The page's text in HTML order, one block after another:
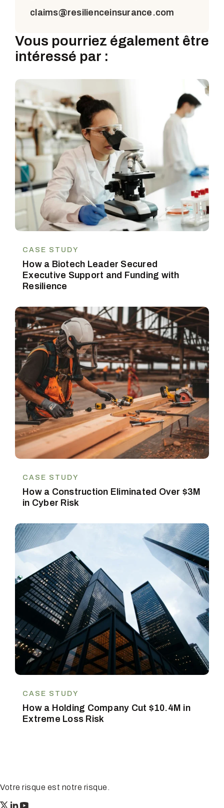
claims@resilienceinsurance.com
Vous pourriez également être
intéressé par :
CASE STUDY
How a Biotech Leader Secured
Executive Support and Funding with
Resilience
CASE STUDY
How a Construction Eliminated Over $3M
in Cyber Risk
CASE STUDY
How a Holding Company Cut $10.4M in
Extreme Loss Risk
Votre risque est notre risque.